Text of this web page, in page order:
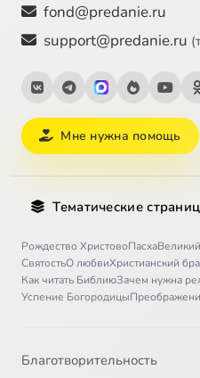
fond@predanie.ru
support@predanie.ru
Мне нужна помощь
Тематические
Рождество ХристовоПасха
СвятостьО любвиХристианский
Как читать БиблиюЗачем нужна
Успение Богородицы
Благотворительность